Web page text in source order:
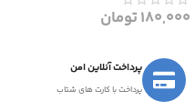
180,000تومان
پرداخت آنلاین امن
پرداخت با کارت های شتاب